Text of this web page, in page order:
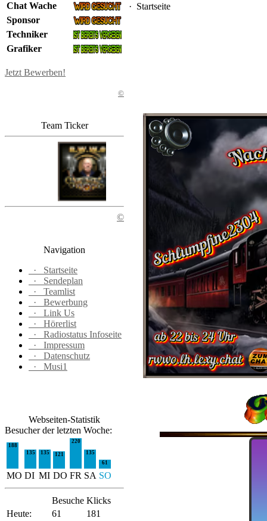
Chat Wache
Sponsor
Techniker
Grafiker
Jetzt Bewerben!
©
Team Ticker
©
Navigation
·
Startseite
·
Sendeplan
·
Teamlist
·
Bewerbung
·
Link Us
·
Hörerlist
·
Radiostatus Infoseite
·
Impressum
·
Datenschutz
·
Musi1
Webseiten-Statistik
Besucher der letzten Woche:
188
135
135 121
220
135
61
MO DI MI DO FR SA SO
Besuche Klicks
Heute:
61
181
· Startseite